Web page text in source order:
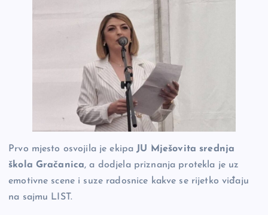
Prvo mjesto osvojila je ekipa JU Mješovita srednja
škola Gračanica, a dodjela priznanja protekla je uz
emotivne scene i suze radosnice kakve se rijetko viđaju
na sajmu LIST.